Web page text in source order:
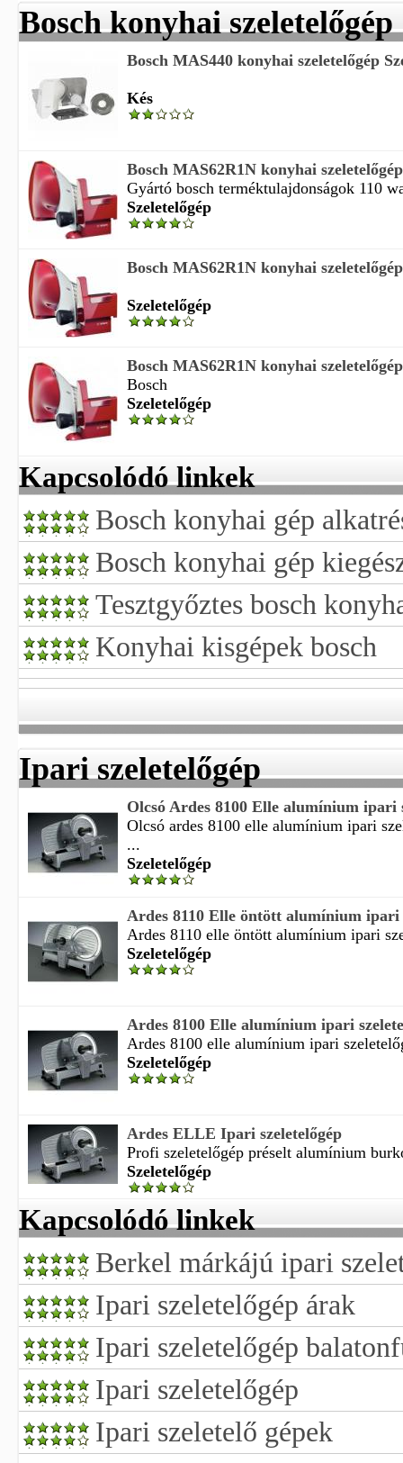
Bosch konyhai szeletelőgép
Bosch MAS440 konyhai szeletelőgép
Kés
Bosch MAS62R1N konyhai szeletelőgép
Gyártó bosch terméktulajdonságok 110
Szeletelőgép
Bosch MAS62R1N konyhai szeletelőgép
Szeletelőgép
Bosch MAS62R1N konyhai szeletelőgép
Bosch
Szeletelőgép
Kapcsolódó linkek
Bosch konyhai gép
Bosch konyhai gép
Tesztgyőztes bosch
Konyhai kisgépek bosch
Ipari szeletelőgép
Olcsó Ardes 8100 Elle alumínium ipari
Olcsó ardes 8100 elle alumínium ipari
...
Szeletelőgép
Ardes 8110 Elle öntött alumínium ipari
Ardes 8110 elle öntött alumínium ipari
Szeletelőgép
Ardes 8100 Elle alumínium ipari
Ardes 8100 elle alumínium ipari
Szeletelőgép
Ardes ELLE Ipari szeletelőgép
Profi szeletelőgép préselt alumínium
Szeletelőgép
Kapcsolódó linkek
Berkel márkájú ipari
Ipari szeletelőgép árak
Ipari szeletelőgép
Ipari szeletelőgép
Ipari szeletelő gépek